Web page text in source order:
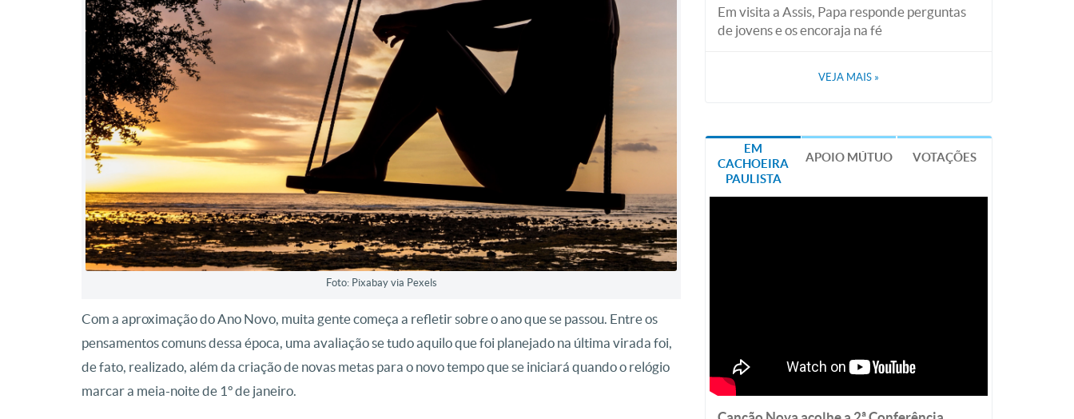
Foto: Pixabay via Pexels
Com a aproximação do Ano Novo, muita gente começa a refletir sobre o ano que se passou. Entre os
pensamentos comuns dessa época, uma avaliação se tudo aquilo que foi planejado na última virada foi,
de fato, realizado, além da criação de novas metas para o novo tempo que se iniciará quando o relógio
marcar a meia-noite de 1º de janeiro.
Em visita a Assis, Papa responde perguntas
de jovens e os encoraja na fé
VEJA MAIS »
EM
CACHOEIRA
PAULISTA
APOIO MÚTUO VOTAÇÕES